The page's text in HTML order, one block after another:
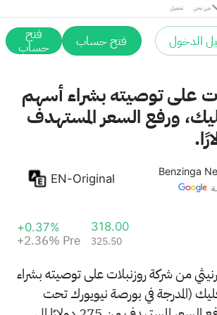
تحميل من نحن
الدخول فتح حساب فتح
حساب
على توصيته بشراء أسهم
ورفع السعر المستهدف
Benzinga
EN-Original
318.00
325.50
+0.37%
+2.36% Pre
من شركة روزنبلات على توصيته بشراء
(المدرجة في بورصة نيويورك تحت